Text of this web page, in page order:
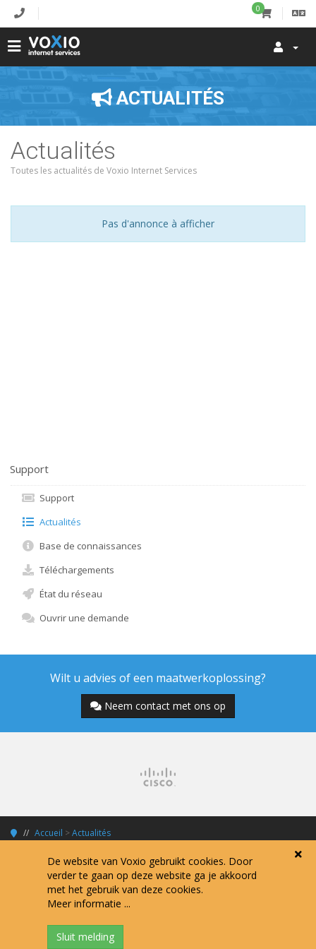
0
ACTUALITÉS
Actualités
Toutes les actualités de Voxio Internet Services
Pas d'annonce à afficher
Support
Support
Actualités
Base de connaissances
Téléchargements
État du réseau
Ouvrir une demande
Wilt u advies of een maatwerkoplossing?
Neem contact met ons op
Accueil >Actualités
Copyright © 2026 Voxio Internet Services.
Algemene voorwaarden
Privacy policy
De website van Voxio gebruikt cookies. Door
verder te gaan op deze website ga je akkoord
met het gebruik van deze cookies.
Meer informatie ...